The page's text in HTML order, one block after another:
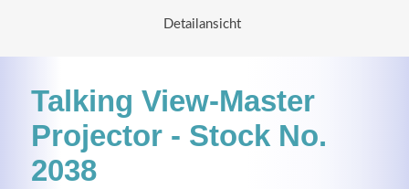
Detailansicht
Talking View-Master
Projector - Stock No.
2038